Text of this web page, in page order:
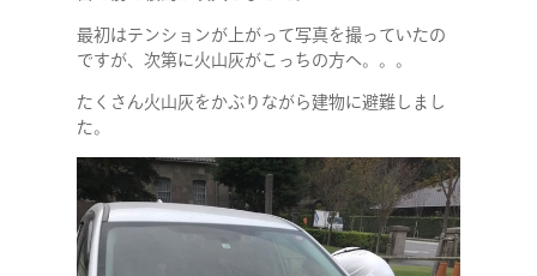
最初はテンションが上がって写真を撮っていたの
ですが、次第に火山灰がこっちの方へ。。。
たくさん火山灰をかぶりながら建物に避難しまし
た。